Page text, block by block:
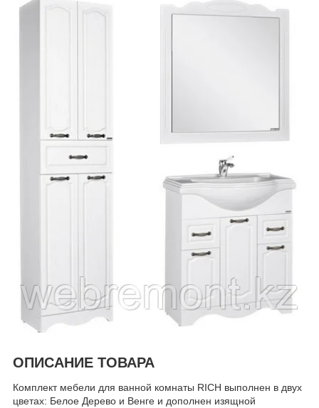
ОПИСАНИЕ ТОВАРА
Комплект мебели для ванной комнаты RICH выполнен в двух
цветах: Белое Дерево и Венге и дополнен изящной